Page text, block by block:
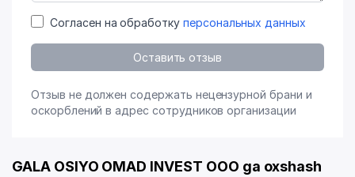
Согласен на обработку персональных данных
Оставить отзыв
Отзыв не должен содержать нецензурной брани и
оскорблений в адрес сотрудников организации
GALA OSIYO OMAD INVEST OOO ga oxshash